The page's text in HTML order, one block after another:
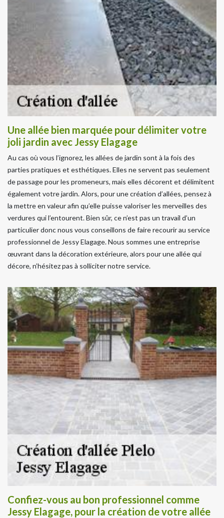
Une allée bien marquée pour délimiter votre
joli jardin avec Jessy Elagage
Au cas où vous l’ignorez, les allées de jardin sont à la fois des
parties pratiques et esthétiques. Elles ne servent pas seulement
de passage pour les promeneurs, mais elles décorent et délimitent
également votre jardin. Alors, pour une création d’allées, pensez à
la mettre en valeur afin qu’elle puisse valoriser les merveilles des
verdures qui l’entourent. Bien sûr, ce n’est pas un travail d’un
particulier donc nous vous conseillons de faire recourir au service
professionnel de Jessy Elagage. Nous sommes une entreprise
œuvrant dans la décoration extérieure, alors pour une allée qui
décore, n’hésitez pas à solliciter notre service.
Confiez-vous au bon professionnel comme
Jessy Elagage, pour la création de votre allée